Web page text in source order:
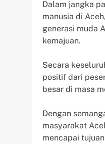
Dalam jangka
manusia di
generasi muda
kemajuan.
Secara
positif dari
besar di masa
Dengan
masyarakat
mencapai